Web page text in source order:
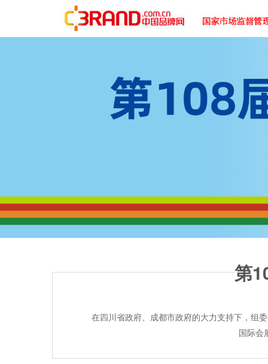
第
在四川省政府、成都市政府的大力支持下，组
国际会